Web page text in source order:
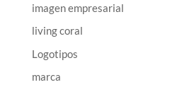
imagen empresarial
living coral
Logotipos
marca